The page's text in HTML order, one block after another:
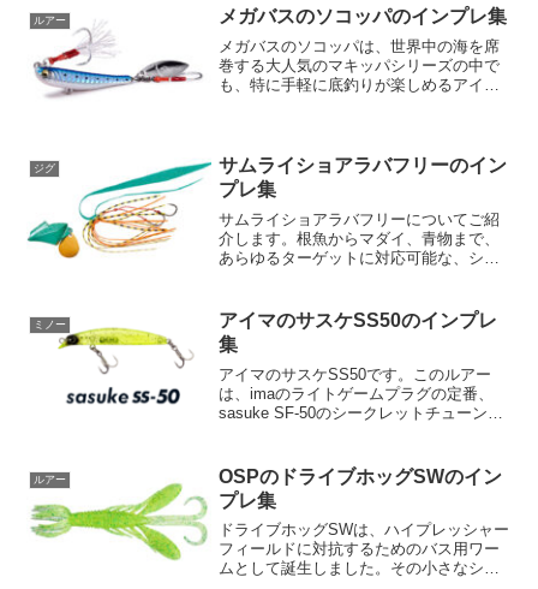
は、モデルがアングラーのニーズに対応
し、高次元で完成させてい...
ルアー メガバスのソコッパのインプレ集
メガバスのソコッパは、世界中の海を席
巻する大人気のマキッパシリーズの中で
も、特に手軽に底釣りが楽しめるアイテ
えます。ソコッパの特徴ソ...
ジグ
サムライショアラバフリーのイン
プレ集
サムライショアラバフリーについてご紹
介します。根魚からマダイ、青物まで、
あらゆるターゲットに対応可能な、ショ
ムライシリーズはその多機能性で評価を
受けており、その最新版と...
ミノー
アイマのサスケSS50のインプレ
集
アイマのサスケSS50です。このルアー
は、imaのライトゲームプラグの定番、
sasuke SF-50のシークレットチューン版
果を生み出すという、まさにマル秘モデ
ルと...
ルアー
OSPのドライブホッグSWのイン
プレ集
ドライブホッグSWは、ハイプレッシャー
フィールドに対抗するためのバス用ワー
ムとして誕生しました。その小さなシル